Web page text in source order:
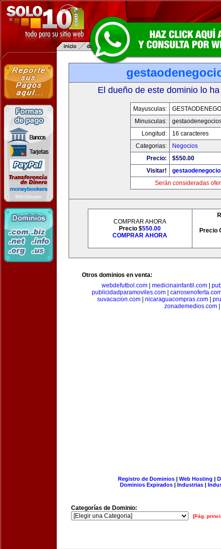
El dueño de este dominio lo
Mayusculas:
Minusculas:
Longitud:
16 caracteres
Categorias:
Negocios
Precio:
$550.00
Visitar!
Serán consideradas
COMPRAR AHORA
Precio $550.00
COMPRAR AHORA
Precio
Otros dominios en venta:
webdefutbol.com
medicinainfantil.com
publicidadparamoviles.com
suvacacion.com| nicaraguacompras.com|
zonademedios.com|
Registro de Dominios| Web Hosting |
Dominios Expirados | Industrias |
Categorías de Dominio:
[Pág.